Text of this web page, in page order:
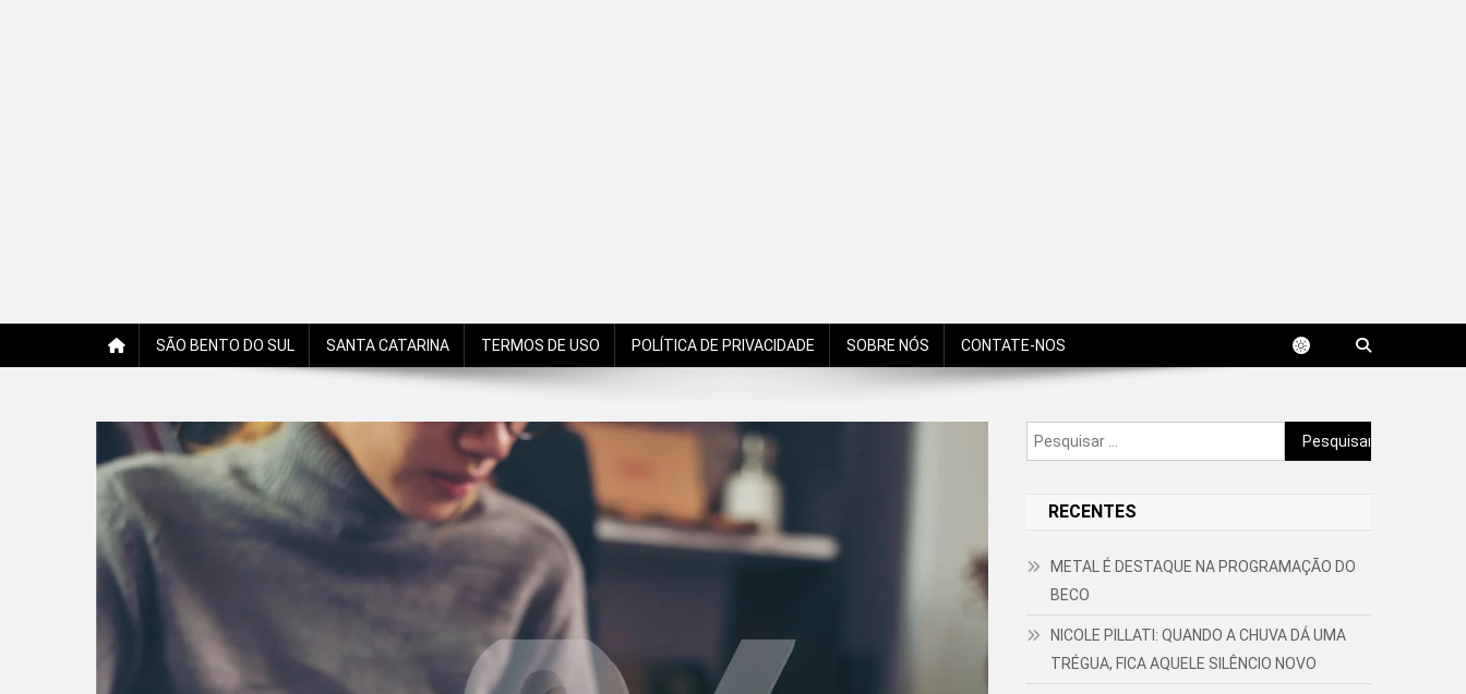
SÃO BENTO DO SUL SANTA CATARINA TERMOS DE USO POLÍTICA DE PRIVACIDADE SOBRE NÓS CONTATE-NOS
Pesquisar
por:
RECENTES
METAL É DESTAQUE NA PROGRAMAÇÃO DO
BECO
NICOLE PILLATI: QUANDO A CHUVA DÁ UMA
TRÉGUA, FICA AQUELE SILÊNCIO NOVO